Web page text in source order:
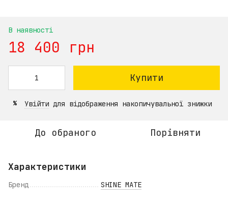
В наявності
18 400 грн
Купити
% Увійти для відображення накопичувальної знижки
До обраного Порівняти
Характеристики
Бренд SHINE MATE